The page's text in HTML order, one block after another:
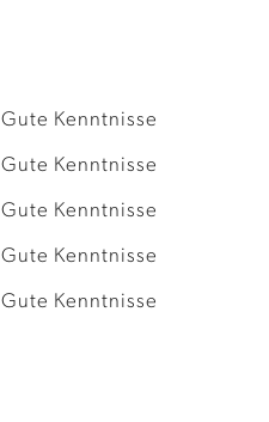
Gute Kenntnisse
Gute Kenntnisse
Gute Kenntnisse
Gute Kenntnisse
Gute Kenntnisse